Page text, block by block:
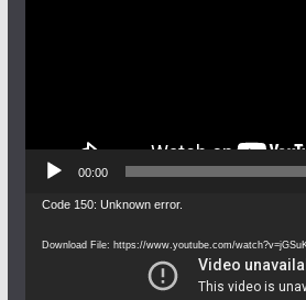
00:00
Video
Code 150: Unknown error.
Download File: https://www.youtube.com/